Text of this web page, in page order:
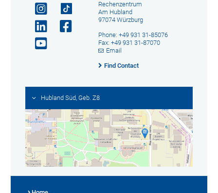
Rechenzentrum
Am Hubland
97074 Würzburg
Phone: +49 931 31-85076
Fax: +49 931 31-87070
Email
Find Contact
Hubland Süd, Geb. Z8